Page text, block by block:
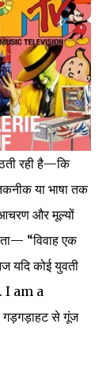
रही है—कि
या भाषा तक
आचरण और मूल्यों
“विवाह एक
यदि कोई युवती
I am a
से गूंज